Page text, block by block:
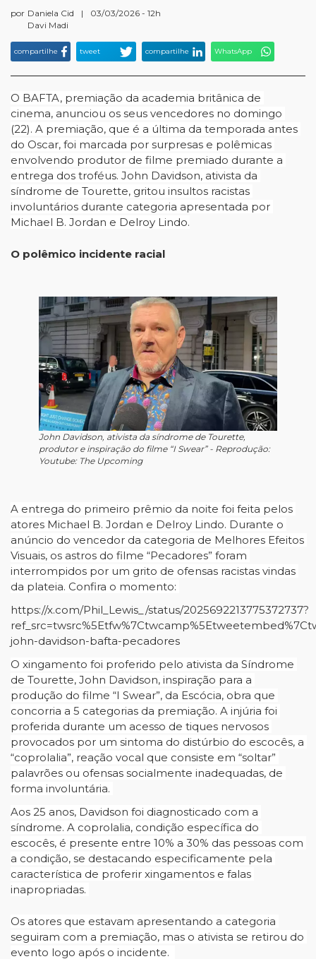
por Daniela Cid
Davi Madi
| 03/03/2026 - 12h
compartilhe tweet compartilhe WhatsApp
O BAFTA, premiação da academia britânica de
cinema, anunciou os seus vencedores no domingo
(22). A premiação, que é a última da temporada antes
do Oscar, foi marcada por surpresas e polêmicas
envolvendo produtor de filme premiado durante a
entrega dos troféus. John Davidson, ativista da
síndrome de Tourette, gritou insultos racistas
involuntários durante categoria apresentada por
Michael B. Jordan e Delroy Lindo.
O polêmico incidente racial
John Davidson, ativista da síndrome de Tourette,
produtor e inspiração do filme “I Swear” - Reprodução:
Youtube: The Upcoming
A entrega do primeiro prêmio da noite foi feita pelos
atores Michael B. Jordan e Delroy Lindo. Durante o
anúncio do vencedor da categoria de Melhores Efeitos
Visuais, os astros do filme “Pecadores” foram
interrompidos por um grito de ofensas racistas vindas
da plateia. Confira o momento:
https://x.com/Phil_Lewis_/status/2025692213775372737?
john-davidson-bafta-pecadores
O xingamento foi proferido pelo ativista da Síndrome
de Tourette, John Davidson, inspiração para a
produção do filme “I Swear”, da Escócia, obra que
concorria a 5 categorias da premiação. A injúria foi
proferida durante um acesso de tiques nervosos
provocados por um sintoma do distúrbio do escocês, a
“coprolalia”, reação vocal que consiste em “soltar”
palavrões ou ofensas socialmente inadequadas, de
forma involuntária.
Aos 25 anos, Davidson foi diagnosticado com a
síndrome. A coprolalia, condição específica do
escocês, é presente entre 10% a 30% das pessoas com
a condição, se destacando especificamente pela
característica de proferir xingamentos e falas
inapropriadas.
Os atores que estavam apresentando a categoria
seguiram com a premiação, mas o ativista se retirou do
evento logo após o incidente.